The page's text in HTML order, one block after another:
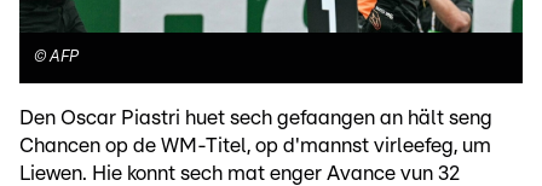
©AFP
Den Oscar Piastri huet sech gefaangen an hält seng
Chancen op de WM-Titel, op d'mannst virleefeg, um
Liewen. Hie konnt sech mat enger Avance vun 32